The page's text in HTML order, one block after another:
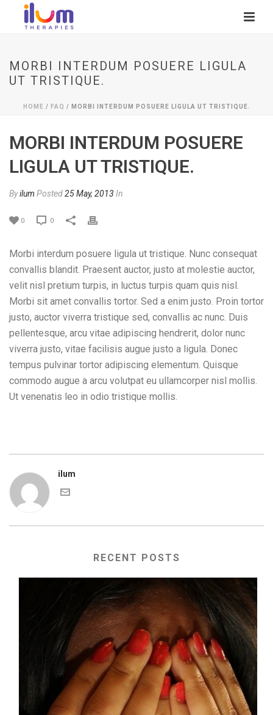
MORBI INTERDUM POSUERE LIGULA
UT TRISTIQUE.
HOME / FAQ / MORBI INTERDUM POSUERE LIGULA UT TRISTIQUE.
MORBI INTERDUM POSUERE
LIGULA UT TRISTIQUE.
Byilum Posted25 May, 2013 In
0 0
Morbi interdum posuere ligula ut tristique. Nunc consequat
convallis blandit. Praesent auctor, justo at molestie auctor,
velit nisl pretium turpis, in luctus turpis quam quis nisl.
Morbi sit amet convallis tortor. Sed a enim justo. Proin tortor
justo, auctor viverra tristique sed, convallis ac nunc. Duis
pellentesque, arcu vitae adipiscing hendrerit, dolor nunc
viverra justo, vitae facilisis augue justo a ligula. Donec
tempus pulvinar tortor adipiscing elementum. Quisque
commodo augue a arcu volutpat eu ullamcorper nisl mollis.
Ut venenatis leo in odio tristique mollis.
ilum
RECENT POSTS